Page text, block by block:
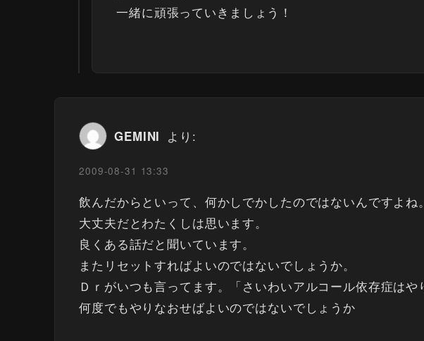
一緒に頑張っていきましょう！
GEMINI より:
2009-08-31 13:33
飲んだからといって、何かしでかしたのではないんですよね。
大丈夫だとわたくしは思います。
良くある話だと聞いています。
またリセットすればよいのではないでしょうか。
Ｄｒがいつも言ってます。「さいわいアルコール依存症はや
何度でもやりなおせばよいのではないでしょうか